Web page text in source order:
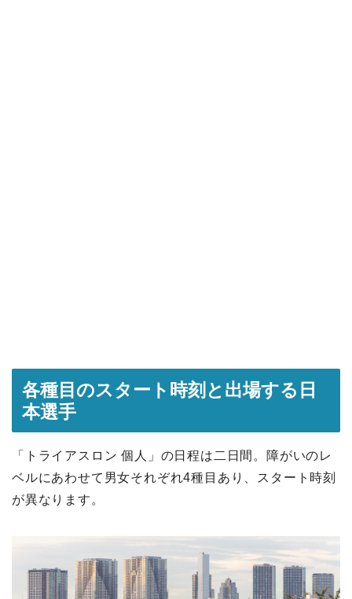
各種目のスタート時刻と出場する日
本選手
「トライアスロン 個人」の日程は二日間。障がいのレ
ベルにあわせて男女それぞれ4種目あり、スタート時刻
が異なります。